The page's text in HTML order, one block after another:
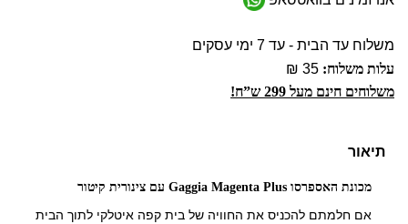
משלוח עד הבית - עד 7 ימי עסקים
עלות משלוח:
משלוחים חינם מעל 299 ש”ח!
תיאור
מכונת האספרסו Gaggia Magenta Plus עם צינורית קיטור
אם חלמתם להכניס את החוויה של בית קפה איטלקי לתוך הבית